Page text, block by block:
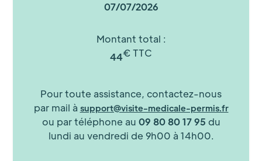
07/07/2026
Montant total :
44€ TTC
Pour toute assistance, contactez-nous
par mail à support@visite-medicale-permis.fr
ou par téléphone au 09 80 80 17 95 du
lundi au vendredi de 9h00 à 14h00.